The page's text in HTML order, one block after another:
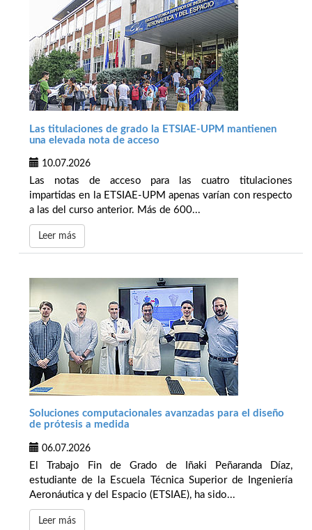
Las titulaciones de grado la ETSIAE-UPM mantienen
una elevada nota de acceso
10.07.2026
Las notas de acceso para las cuatro titulaciones
impartidas en la ETSIAE-UPM apenas varían con respecto
a las del curso anterior. Más de 600...
Leer más
Soluciones computacionales avanzadas para el diseño
de prótesis a medida
06.07.2026
El Trabajo Fin de Grado de Iñaki Peñaranda Díaz,
estudiante de la Escuela Técnica Superior de Ingeniería
Aeronáutica y del Espacio (ETSIAE), ha sido...
Leer más